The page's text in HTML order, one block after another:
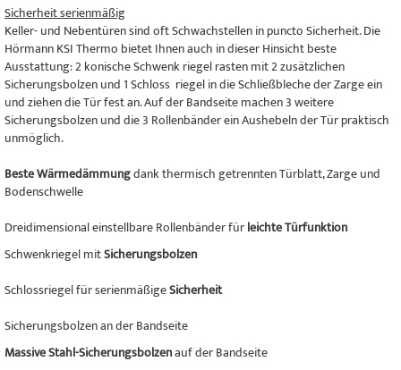
Sicherheit serienmäßig
Keller- und Nebentüren sind oft Schwachstellen in puncto Sicherheit. Die
Hörmann KSI Thermo bietet Ihnen auch in dieser Hinsicht beste
Ausstattung: 2 konische Schwenk riegel rasten mit 2 zusätzlichen
Sicherungsbolzen und 1 Schloss riegel in die Schließbleche der Zarge ein
und ziehen die Tür fest an. Auf der Bandseite machen 3 weitere
Sicherungsbolzen und die 3 Rollenbänder ein Aushebeln der Tür praktisch
unmöglich.
Beste Wärmedämmungdank thermisch getrennten Türblatt, Zarge und
Bodenschwelle
Dreidimensional einstellbare Rollenbänder fürleichte Türfunktion
Schwenkriegel mitSicherungsbolzen
Schlossriegel für serienmäßigeSicherheit
Sicherungsbolzen an der Bandseite
Massive Stahl-Sicherungsbolzenauf der Bandseite